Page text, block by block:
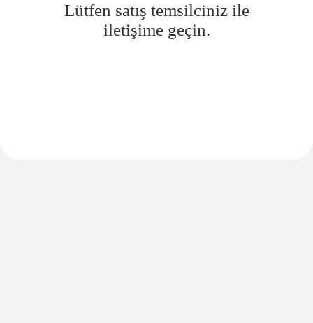
Lütfen satış temsilciniz ile
iletişime geçin.